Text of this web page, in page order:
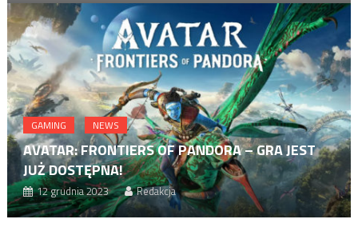
GAMING NEWS
AVATAR: FRONTIERS OF PANDORA – GRA JEST
JUŻ DOSTĘPNA!
12 grudnia 2023 Redakcja